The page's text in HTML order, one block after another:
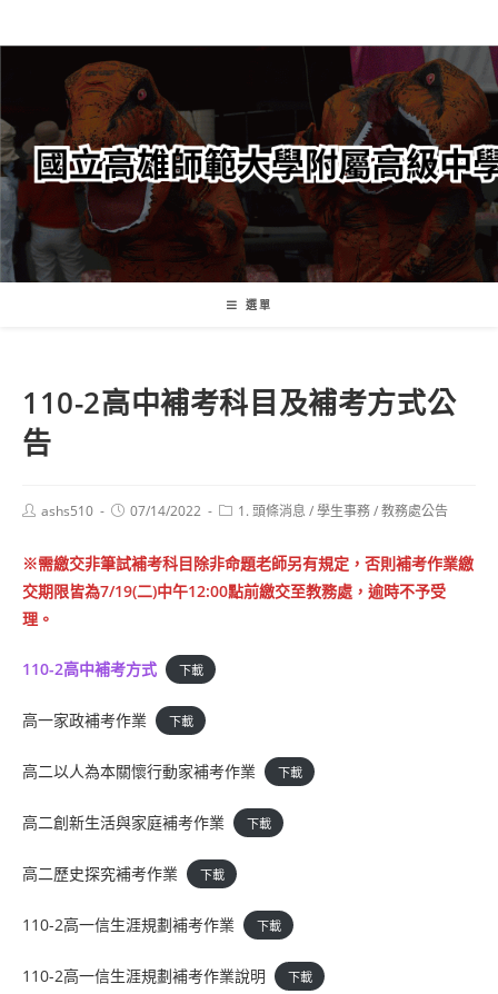
轉
要
內
容
選單
110-2高中補考科目及補考方式公
告
Postashs510
Post07/14/2022
Post1. 頭條消息 /學生事務/教務處公告
※需繳交非筆試補考科目除非命題老師另有規定，否則補考作業繳
交期限皆為7/19(二)中午12:00點前繳交至教務處，逾時不予受
理。
110-2高中補考方式 下載
高一家政補考作業 下載
高二以人為本關懷行動家補考作業 下載
高二創新生活與家庭補考作業 下載
高二歷史探究補考作業 下載
110-2高一信生涯規劃補考作業 下載
110-2高一信生涯規劃補考作業說明 下載